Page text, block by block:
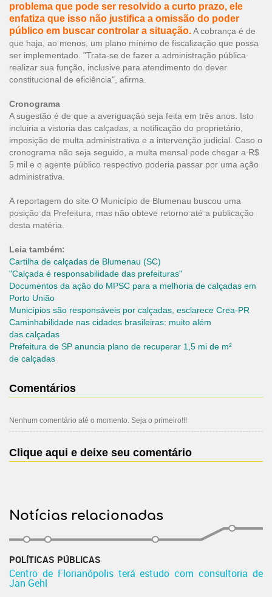
problema que pode ser resolvido a curto prazo, ele
enfatiza que isso não justifica a omissão do poder
público em buscar controlar a situação.A cobrança é de
que haja, ao menos, um plano mínimo de fiscalização que possa
ser implementado. "Trata-se de fazer a administração pública
realizar sua função, inclusive para atendimento do dever
constitucional de eficiência", afirma.
Cronograma
A sugestão é de que a averiguação seja feita em três anos. Isto
incluiria a vistoria das calçadas, a notificação do proprietário,
imposição de multa administrativa e a intervenção judicial. Caso o
cronograma não seja seguido, a multa mensal pode chegar a R$
5 mil e o agente público respectivo poderia passar por uma ação
administrativa.
A reportagem do site O Município de Blumenau buscou uma
posição da Prefeitura, mas não obteve retorno até a publicação
desta matéria.
Leia também:
Cartilha de calçadas de Blumenau (SC)
"Calçada é responsabilidade das prefeituras"
Documentos da ação do MPSC para a melhoria de calçadas em
Porto União
Municípios são responsáveis por calçadas, esclarece Crea-PR
Caminhabilidade nas cidades brasileiras: muito além
das calçadas
Prefeitura de SP anuncia plano de recuperar 1,5 mi de m²
de calçadas
Comentários
Nenhum comentário até o momento. Seja o primeiro!!!
Clique aqui e deixe seu comentário
Notícias relacionadas
POLÍTICAS PÚBLICAS
Centro de Florianópolis terá estudo com consultoria de
Jan Gehl